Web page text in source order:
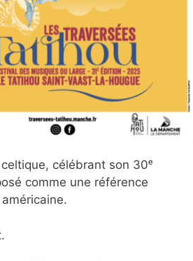
célébrant son 30ᵉ
comme une référence